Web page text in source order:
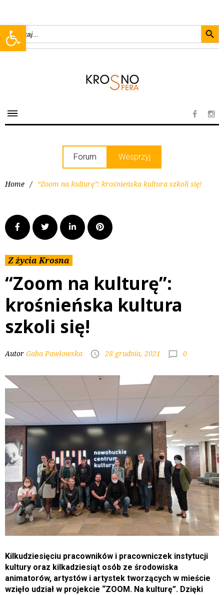
Open toolbar
Search
for:
Forum Wesprzyj
Home / “Zoom na kulturę”: krośnieńska kultura szkoli się!
Z życia Krosna
“Zoom na kulturę”:
krośnieńska kultura
szkoli się!
Autor Gaba Pawłowska 28 grudnia, 2021 0
Kilkudziesięciu pracowników i pracowniczek instytucji
kultury oraz kilkadziesiąt osób ze środowiska
animatorów, artystów i artystek tworzących w mieście
wzięło udział w projekcie “ZOOM. Na kulturę”. Dzięki